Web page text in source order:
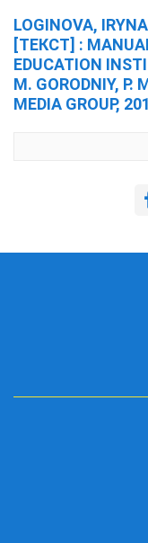
LOGINOVA,
[ТЕКСТ] :
EDUCATION
M. GORODNIY, P.
MEDIA GROUP,